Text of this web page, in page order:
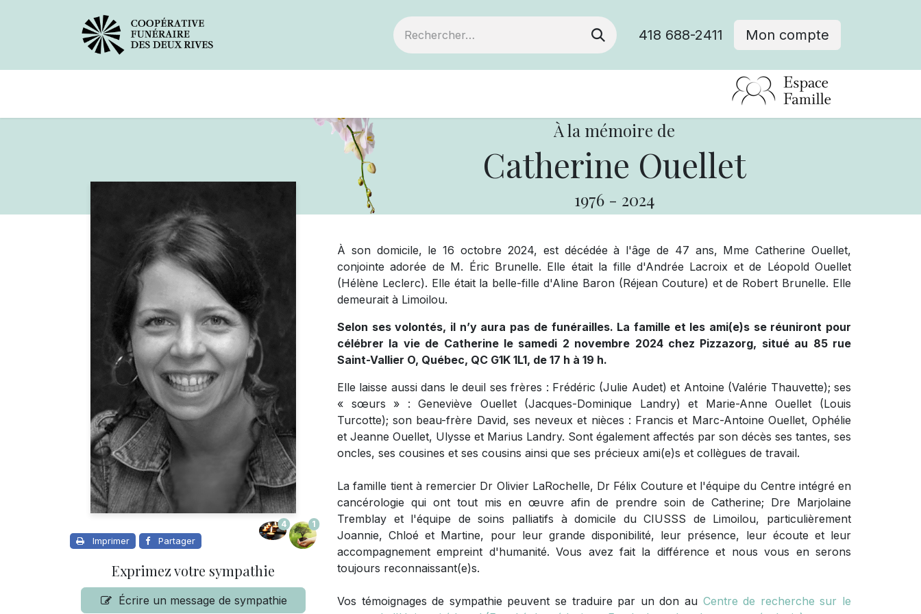
418 688-2411 Mon compte
À la mémoire de
Catherine Ouellet
1976 - 2024
Imprimer Partager
4 1
Exprimez votre sympathie
Écrire un message de sympathie
À son domicile, le 16 octobre 2024, est décédée à l'âge de 47 ans, Mme Catherine Ouellet,
conjointe adorée de M. Éric Brunelle. Elle était la fille d'Andrée Lacroix et de Léopold Ouellet
(Hélène Leclerc). Elle était la belle-fille d'Aline Baron (Réjean Couture) et de Robert Brunelle. Elle
demeurait à Limoilou.
Selon ses volontés, il n’y aura pas de funérailles. La famille et les ami(e)s se réuniront pour
célébrer la vie de Catherine le samedi 2 novembre 2024 chez Pizzazorg, situé au 85 rue
Saint-Vallier O, Québec, QC G1K 1L1, de 17 h à 19 h.
Elle laisse aussi dans le deuil ses frères : Frédéric (Julie Audet) et Antoine (Valérie Thauvette); ses
« sœurs » : Geneviève Ouellet (Jacques-Dominique Landry) et Marie-Anne Ouellet (Louis
Turcotte); son beau-frère David, ses neveux et nièces : Francis et Marc-Antoine Ouellet, Ophélie
et Jeanne Ouellet, Ulysse et Marius Landry. Sont également affectés par son décès ses tantes, ses
oncles, ses cousines et ses cousins ainsi que ses précieux ami(e)s et collègues de travail.
La famille tient à remercier Dr Olivier LaRochelle, Dr Félix Couture et l'équipe du Centre intégré en
cancérologie qui ont tout mis en œuvre afin de prendre soin de Catherine; Dre Marjolaine
Tremblay et l'équipe de soins palliatifs à domicile du CIUSSS de Limoilou, particulièrement
Joannie, Chloé et Martine, pour leur grande disponibilité, leur présence, leur écoute et leur
accompagnement empreint d'humanité. Vous avez fait la différence et nous vous en serons
toujours reconnaissant(e)s.
Vos témoignages de sympathie peuvent se traduire par un don au Centre de recherche sur le